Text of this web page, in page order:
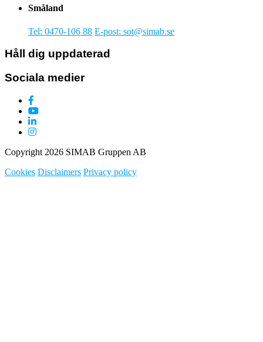
Småland
Tel: 0470-106 88 E-post: sot@simab.se
Håll dig uppdaterad
Sociala medier
Copyright 2026 SIMAB Gruppen AB
Cookies Disclaimers Privacy policy